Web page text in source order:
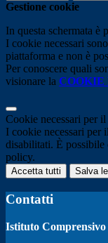
Gestione cookie
In questa schermata è
I cookie necessari
piattaforma e non è
Per conoscere quali
visionare la COOKIE
Cookie necessari per
I cookie necessari per
disabilitati. È possibile
policy.
Accetta tutti Salva
Contatti
Istituto